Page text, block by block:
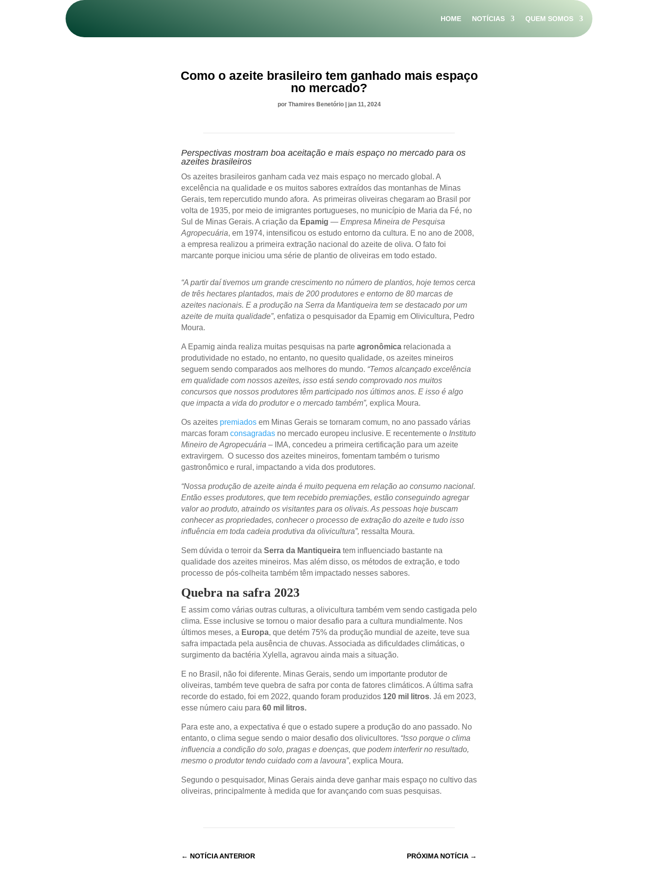
HOME NOTÍCIAS QUEM SOMOS
Como o azeite brasileiro tem ganhado mais espaço
no mercado?
por Thamires Benetório| jan 11, 2024
Perspectivas mostram boa aceitação e mais espaço no mercado para os
azeites brasileiros
Os azeites brasileiros ganham cada vez mais espaço no mercado global. A
excelência na qualidade e os muitos sabores extraídos das montanhas de Minas
Gerais, tem repercutido mundo afora. As primeiras oliveiras chegaram ao Brasil por
volta de 1935, por meio de imigrantes portugueses, no município de Maria da Fé, no
Sul de Minas Gerais. A criação da Epamig — Empresa Mineira de Pesquisa
Agropecuária, em 1974, intensificou os estudo entorno da cultura. E no ano de 2008,
a empresa realizou a primeira extração nacional do azeite de oliva. O fato foi
marcante porque iniciou uma série de plantio de oliveiras em todo estado.
“A partir daí tivemos um grande crescimento no número de plantios, hoje temos cerca
de três hectares plantados, mais de 200 produtores e entorno de 80 marcas de
azeites nacionais. E a produção na Serra da Mantiqueira tem se destacado por um
azeite de muita qualidade”, enfatiza o pesquisador da Epamig em Olivicultura, Pedro
Moura.
A Epamig ainda realiza muitas pesquisas na parteagronômicarelacionada a
produtividade no estado, no entanto, no quesito qualidade, os azeites mineiros
seguem sendo comparados aos melhores do mundo. “Temos alcançado excelência
em qualidade com nossos azeites, isso está sendo comprovado nos muitos
concursos que nossos produtores têm participado nos últimos anos. E isso é algo
que impacta a vida do produtor e o mercado também”, explica Moura.
Os azeites premiadosem Minas Gerais se tornaram comum, no ano passado várias
marcas foram consagradasno mercado europeu inclusive. E recentemente oInstituto
Mineiro de Agropecuária – IMA, concedeu a primeira certificação para um azeite
extravirgem. O sucesso dos azeites mineiros, fomentam também o turismo
gastronômico e rural, impactando a vida dos produtores.
“Nossa produção de azeite ainda é muito pequena em relação ao consumo nacional.
Então esses produtores, que tem recebido premiações, estão conseguindo agregar
valor ao produto, atraindo os visitantes para os olivais. As pessoas hoje buscam
conhecer as propriedades, conhecer o processo de extração do azeite e tudo isso
influência em toda cadeia produtiva da olivicultura”, ressalta Moura.
Sem dúvida o terroir da Serra da Mantiqueiratem influenciado bastante na
qualidade dos azeites mineiros. Mas além disso, os métodos de extração, e todo
processo de pós-colheita também têm impactado nesses sabores.
Quebra na safra 2023
E assim como várias outras culturas, a olivicultura também vem sendo castigada pelo
clima. Esse inclusive se tornou o maior desafio para a cultura mundialmente. Nos
últimos meses, a Europa, que detém 75% da produção mundial de azeite, teve sua
safra impactada pela ausência de chuvas. Associada as dificuldades climáticas, o
surgimento da bactéria Xylella, agravou ainda mais a situação.
E no Brasil, não foi diferente. Minas Gerais, sendo um importante produtor de
oliveiras, também teve quebra de safra por conta de fatores climáticos. A última safra
recorde do estado, foi em 2022, quando foram produzidos 120 mil litros. Já em 2023,
esse número caiu para 60 mil litros.
Para este ano, a expectativa é que o estado supere a produção do ano passado. No
entanto, o clima segue sendo o maior desafio dos olivicultores. “Isso porque o clima
influencia a condição do solo, pragas e doenças, que podem interferir no resultado,
mesmo o produtor tendo cuidado com a lavoura”, explica Moura.
Segundo o pesquisador, Minas Gerais ainda deve ganhar mais espaço no cultivo das
oliveiras, principalmente à medida que for avançando com suas pesquisas.
← NOTÍCIA ANTERIOR PRÓXIMA NOTÍCIA→